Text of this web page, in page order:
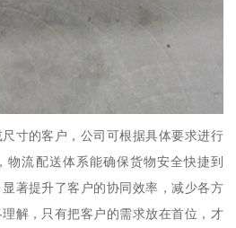
寸的客户，公司可根据具体要求进行
物流配送体系能确保货物安全快捷到
著提升了客户的协同效率，减少各方
解，只有把客户的需求放在首位，才